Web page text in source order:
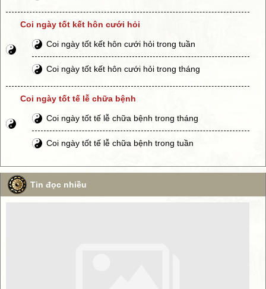
Coi ngày tốt kết hôn cưới hỏi
Coi ngày tốt kết hôn cưới hỏi trong tuần
Coi ngày tốt kết hôn cưới hỏi trong tháng
Coi ngày tốt tế lễ chữa bệnh
Coi ngày tốt tế lễ chữa bệnh trong tháng
Coi ngày tốt tế lễ chữa bệnh trong tuần
Tin đọc nhiều